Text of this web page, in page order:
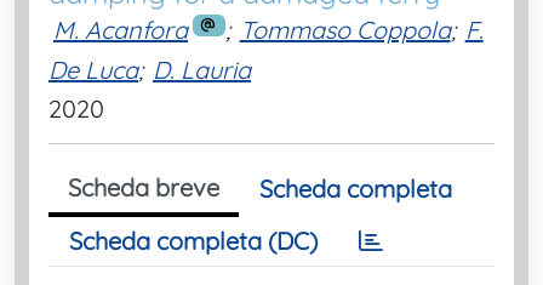
M. Acanfora ; Tommaso Coppola; F.
De Luca; D. Lauria
2020
Scheda breve
Scheda completa
Scheda completa (DC)